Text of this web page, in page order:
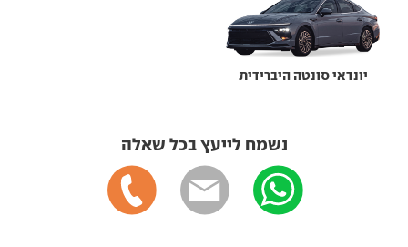
יונדאי סונטה היברידית
נשמח לייעץ בכל שאלה